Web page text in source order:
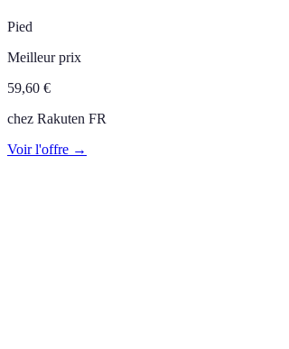
Pied
Meilleur prix
59,60 €
chez Rakuten FR
Voir l'offre →